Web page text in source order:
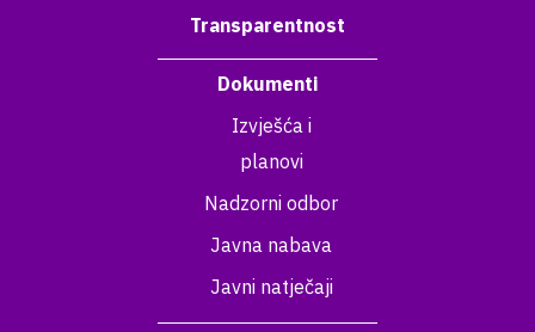
Transparentnost
Dokumenti
Izvješća i
planovi
Nadzorni odbor
Javna nabava
Javni natječaji